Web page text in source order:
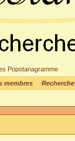
Popotanagramme
membres Recherche